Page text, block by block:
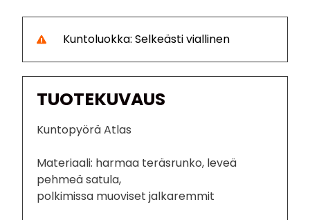
Kuntoluokka: Selkeästi viallinen
TUOTEKUVAUS
Kuntopyörä Atlas
Materiaali: harmaa teräsrunko, leveä
pehmeä satula,
polkimissa muoviset jalkaremmit